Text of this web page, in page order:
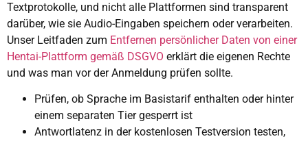
Textprotokolle, und nicht alle Plattformen sind transparent
darüber, wie sie Audio-Eingaben speichern oder verarbeiten.
Unser Leitfaden zum Entfernen persönlicher Daten von einer
Hentai-Plattform gemäß DSGVO erklärt die eigenen Rechte
und was man vor der Anmeldung prüfen sollte.
Prüfen, ob Sprache im Basistarif enthalten oder hinter
einem separaten Tier gesperrt ist
Antwortlatenz in der kostenlosen Testversion testen,